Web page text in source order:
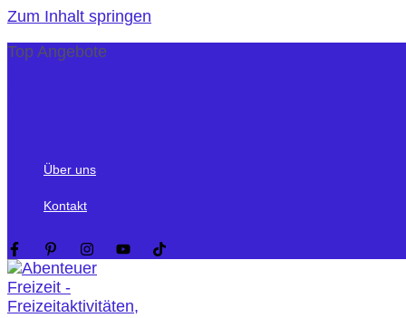
Zum Inhalt springen
Top Angebote
Über uns
Kontakt